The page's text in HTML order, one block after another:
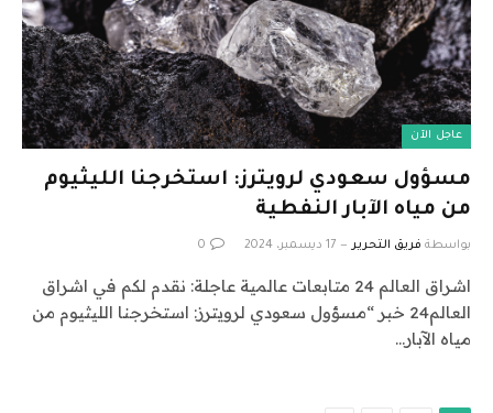
عاجل الآن
مسؤول سعودي لرويترز: استخرجنا الليثيوم
من مياه الآبار النفطية
بواسطة فريق التحرير 17 ديسمبر، 2024 0
اشراق العالم 24 متابعات عالمية عاجلة: نقدم لكم في اشراق
العالم24 خبر “مسؤول سعودي لرويترز: استخرجنا الليثيوم من
مياه الآبار…